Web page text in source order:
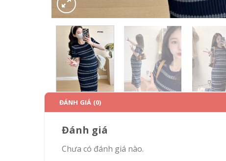
ĐÁNH GIÁ (0)
Đánh giá
Chưa có đánh giá nào.